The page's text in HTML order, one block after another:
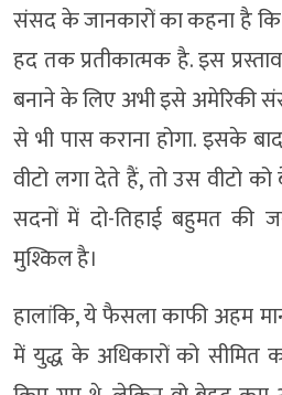
संसद के जानकारों का कहना है
हद तक प्रतीकात्मक है. इस
बनाने के लिए अभी इसे अमेरिकी
से भी पास कराना होगा. इसके
वीटो लगा देते हैं, तो उस वीटो
सदनों में दो-तिहाई बहुमत की
मुश्किल है।
हालांकि, ये फैसला काफी अहम
में युद्ध के अधिकारों को सीमित